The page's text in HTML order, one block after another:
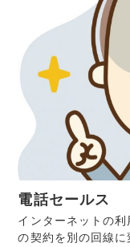
電話セールス
インターネットの
の契約を別の回線に